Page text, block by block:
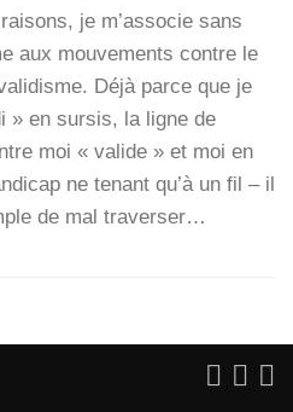
je m’associe sans
aux mou­ve­ments contre le
Déjà parce que je
» en sur­sis, la ligne de
moi « valide » et moi en
ne tenant qu’à un fil – il
de mal tra­ver­ser…